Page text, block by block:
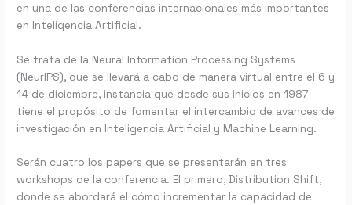
en una de las conferencias internacionales más importantes
en Inteligencia Artificial.
Se trata de la Neural Information Processing Systems
(NeurIPS), que se llevará a cabo de manera virtual entre el 6 y
14 de diciembre, instancia que desde sus inicios en 1987
tiene el propósito de fomentar el intercambio de avances de
investigación en Inteligencia Artificial y Machine Learning.
Serán cuatro los papers que se presentarán en tres
workshops de la conferencia. El primero, Distribution Shift,
donde se abordará el cómo incrementar la capacidad de